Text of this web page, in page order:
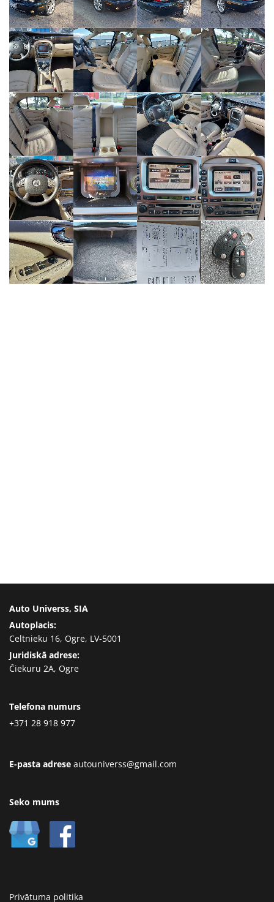
Auto Universs, SIA
Autoplacis:
Celtnieku 16, Ogre, LV-5001
Juridiskā adrese:
Čiekuru 2A, Ogre
Telefona numurs
+371 28 918 977
E-pasta adrese autouniverss@gmail.com
Seko mums
Privātuma politika